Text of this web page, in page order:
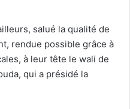
salué la qualité de
rendue possible grâce à
à leur tête le wali de
qui a présidé la